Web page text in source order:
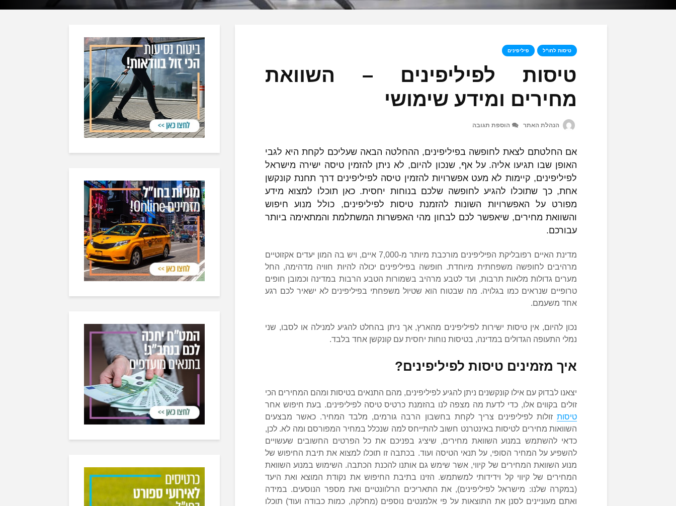
טיסות לחו"ל פיליפינים
טיסות לפיליפינים – השוואת
מחירים ומידע שימושי
הנהלת האתר הוספת תגובה
אם החלטתם לצאת לחופשה בפיליפינים, ההחלטה הבאה שעליכם לקחת היא לגבי
האופן שבו תגיעו אליה. על אף, שנכון להיום, לא ניתן להזמין טיסה ישירה מישראל
לפיליפינים, קיימות לא מעט אפשרויות להזמין טיסה לפיליפינים דרך תחנת קונקשן
אחת, כך שתוכלו להגיע לחופשה שלכם בנוחות יחסית. כאן תוכלו למצוא מידע
מפורט על האפשרויות השונות להזמנת טיסות לפיליפינים, כולל מנוע חיפוש
והשוואת מחירים, שיאפשר לכם לבחון מהי האפשרות המשתלמת והמתאימה ביותר
עבורכם.
מדינת האיים רפובליקת הפיליפינים מורכבת מיותר מ-7,000 איים, ויש בה המון יעדים אקזוטיים
מרהיבים לחופשה משפחתית מיוחדת. חופשה בפיליפינים יכולה להיות חוויה מדהימה, החל
מערים גדולות מלאות תרבות, ועד לטבע מרהיב בשמורות הטבע הרבות במדינה וכמובן חופים
טרופיים שנראים כמו בגלויה. מה שבטוח הוא שטיול משפחתי בפיליפינים לא ישאיר לכם רגע
אחד משעמם.
נכון להיום, אין טיסות ישירות לפיליפינים מהארץ, אך ניתן בהחלט להגיע למנילה או לסבו, שני
נמלי התעופה הגדולים במדינה, בטיסות נוחות יחסית עם קונקשן אחד בלבד.
איך מזמינים טיסות לפיליפינים?
יצאנו לבדוק עם אילו קונקשנים ניתן להגיע לפיליפינים, מהם התנאים בטיסות ומהם המחירים הכי
זולים בקווים אלו, כדי לדעת מה מצפה לנו בהזמנת כרטיס טיסה לפיליפינים. בעת חיפוש אחר
טיסות זולות לפיליפינים צריך לקחת בחשבון הרבה גורמים, מלבד המחיר. כאשר מבצעים
השוואות מחירים לטיסות באינטרנט חשוב להתייחס למה שנכלל במחיר המפורסם ומה לא. לכן,
כדאי להשתמש במנוע השוואת מחירים, שיציג בפניכם את כל הפרטים החשובים שעשויים
להשפיע על המחיר הסופי, על תנאי הטיסה ועוד. בכתבה זו תוכלו למצוא את תיבת החיפוש של
מנוע השוואת המחירים של קיווי, אשר שימש גם אותנו להכנת הכתבה. השימוש במנוע השוואת
המחירים של קיווי קל וידידותי למשתמש. הזינו בתיבת החיפוש את נקודת המוצא ואת היעד
(במקרה שלנו: מישראל לפיליפינים), את התאריכים הרלוונטיים ואת מספר הנוסעים. במידה
ואתם מעוניינים לסנן את התוצאות על פי אלמנטים נוספים (מחלקה, כמות כבודה ועוד) תוכלו